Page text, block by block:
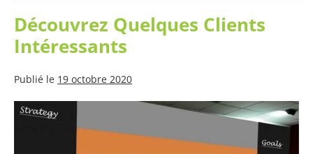
Continuer
–
Gérer
les
Période
Découvrez Quelques Clients
Intéressants
Publié le 19 octobre 2020
Découvrez